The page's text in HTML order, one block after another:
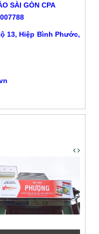
SÀI GÒN CPA
13, Hiệp Bình Phước,